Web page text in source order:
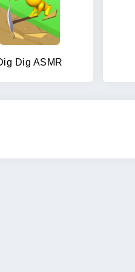
Dig ASMR